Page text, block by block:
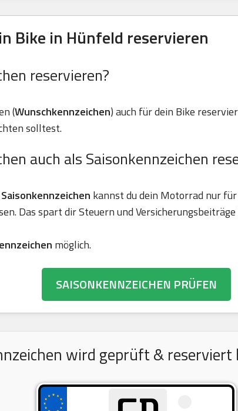
Bike in Hünfeld reservieren
reservieren?
(Wunschkennzeichen) auch für dein Bike
solltest.
auch als Saisonkennzeichen
Saisonkennzeichen kannst du dein Motorrad nur
Das spart dir Steuern und
möglich.
SAISONKENNZEICHEN PRÜFEN
wird geprüft & reserviert